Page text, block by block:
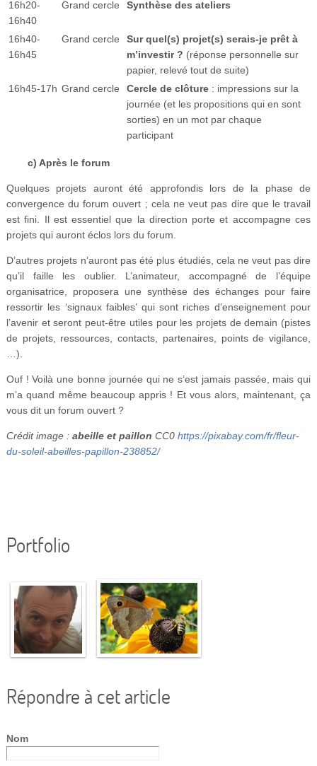
16h20-
16h40
Grand cercle Synthèse des ateliers
16h40-
16h45
Grand cercle
Sur quel(s) projet(s) serais-je prêt à
m’investir ? (réponse personnelle sur
papier, relevé tout de suite)
16h45-17h Grand cercle Cercle de clôture: impressions sur la
journée (et les propositions qui en sont
sorties) en un mot par chaque
participant
c) Après le forum
Quelques projets auront été approfondis lors de la phase de
convergence du forum ouvert ; cela ne veut pas dire que le travail
est fini. Il est essentiel que la direction porte et accompagne ces
projets qui auront éclos lors du forum.
D’autres projets n’auront pas été plus étudiés, cela ne veut pas dire
qu’il faille les oublier. L’animateur, accompagné de l’équipe
organisatrice, proposera une synthèse des échanges pour faire
ressortir les ‘signaux faibles’ qui sont riches d’enseignement pour
l’avenir et seront peut-être utiles pour les projets de demain (pistes
de projets, ressources, contacts, partenaires, points de vigilance,
…).
Ouf ! Voilà une bonne journée qui ne s’est jamais passée, mais qui
m’a quand même beaucoup appris ! Et vous alors, maintenant, ça
vous dit un forum ouvert ?
Crédit image : abeille et paillon CC0 https://pixabay.com/fr/fleur-
du-soleil-abeilles-papillon-238852/
Portfolio
Répondre à cet article
Nom